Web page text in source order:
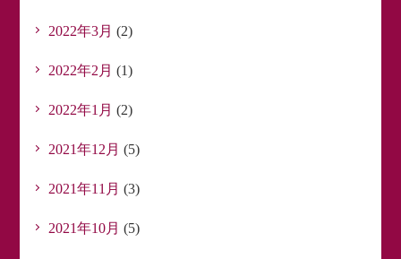
2022年3月 (2)
2022年2月 (1)
2022年1月 (2)
2021年12月 (5)
2021年11月 (3)
2021年10月 (5)